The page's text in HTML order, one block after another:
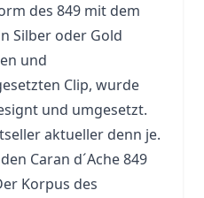
des 849 mit dem
Silber oder Gold
und
Clip, wurde
und umgesetzt.
aktueller denn je.
Caran d´Ache 849
Korpus des